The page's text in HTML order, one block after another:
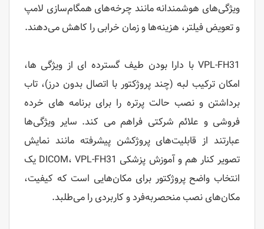
ویژگی‌های هوشمندانه مانند چرخه‌های همگام‌سازی لامپ
و تعویض فیلتر، هزینه‌ها و زمان خرابی را کاهش می‌دهند.
VPL-FH31 با دارا بودن طیف گسترده ای از ویژگی ها،
امکان ترکیب لبه (چند پروژکتور با اتصال بدون درز)، تاب
برداشتن و نصب حالت پرتره را برای برنامه های خرده
فروشی و علائم شرکتی فراهم می کند. سایر ویژگی‌ها
عبارتند از قابلیت‌های پروژکشن پیشرفته مانند نمایش
تصویر کنار هم و آموزش پزشکی DICOM، VPL-FH31 یک
انتخاب واضح پروژکتور برای مکان‌هایی است که کیفیت،
مکان‌های نصب منحصربه‌فرد و کاربردی را می‌طلبد.